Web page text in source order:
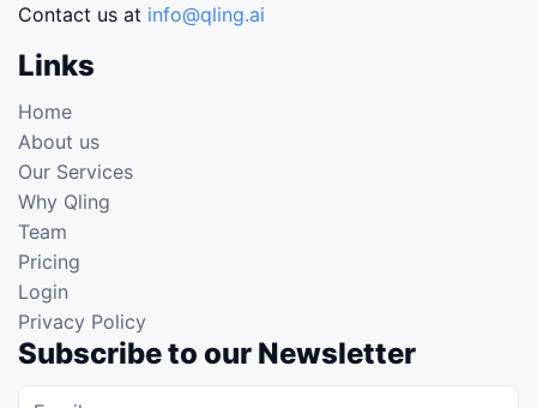
Contact us at info@qling.ai
Links
Home
About us
Our Services
Why Qling
Team
Pricing
Login
Privacy Policy
Subscribe to our Newsletter